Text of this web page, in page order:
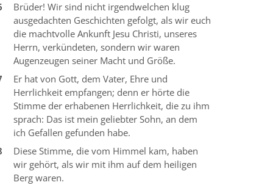
Brüder! Wir sind nicht irgendwelchen klug
ausgedachten Geschichten gefolgt, als wir euch
die machtvolle Ankunft Jesu Christi, unseres
Herrn, verkündeten, sondern wir waren
Augenzeugen seiner Macht und Größe.
Er hat von Gott, dem Vater, Ehre und
Herrlichkeit empfangen; denn er hörte die
Stimme der erhabenen Herrlichkeit, die zu ihm
sprach: Das ist mein geliebter Sohn, an dem
ich Gefallen gefunden habe.
Diese Stimme, die vom Himmel kam, haben
wir gehört, als wir mit ihm auf dem heiligen
Berg waren.